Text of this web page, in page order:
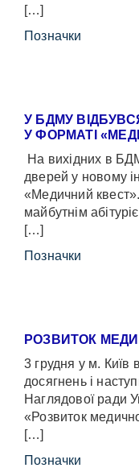
[…]
Позначки
У БДМУ
У ФОРМАТІ
На вихідних в
дверей у новому
«Медичний
майбутнім
[…]
Позначки
РОЗВИТОК
3 грудня у м. Київ
досягнень і
Наглядової ради
«Розвиток
[…]
Позначки